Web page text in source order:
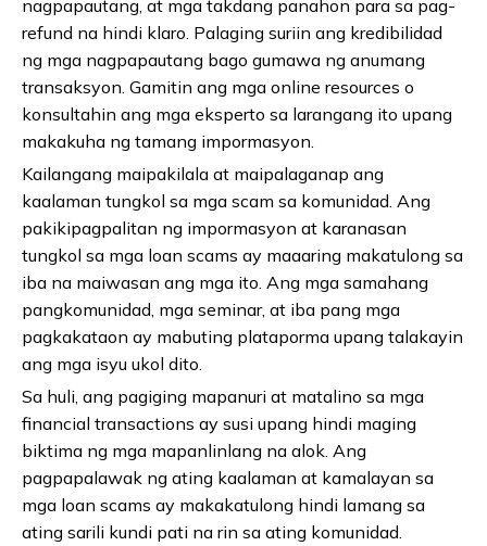
nagpapautang, at mga takdang panahon para sa pag-
refund na hindi klaro. Palaging suriin ang kredibilidad
ng mga nagpapautang bago gumawa ng anumang
transaksyon. Gamitin ang mga online resources o
konsultahin ang mga eksperto sa larangang ito upang
makakuha ng tamang impormasyon.
Kailangang maipakilala at maipalaganap ang
kaalaman tungkol sa mga scam sa komunidad. Ang
pakikipagpalitan ng impormasyon at karanasan
tungkol sa mga loan scams ay maaaring makatulong sa
iba na maiwasan ang mga ito. Ang mga samahang
pangkomunidad, mga seminar, at iba pang mga
pagkakataon ay mabuting plataporma upang talakayin
ang mga isyu ukol dito.
Sa huli, ang pagiging mapanuri at matalino sa mga
financial transactions ay susi upang hindi maging
biktima ng mga mapanlinlang na alok. Ang
pagpapalawak ng ating kaalaman at kamalayan sa
mga loan scams ay makakatulong hindi lamang sa
ating sarili kundi pati na rin sa ating komunidad.